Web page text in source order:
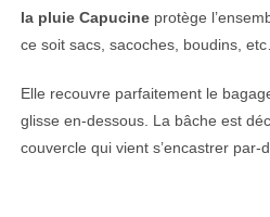
la pluie Capucine protège
ce soit sacs, sacoches, boudins,
Elle recouvre parfaitement le
glisse en-dessous. La bâche est
couvercle qui vient s’encastrer par-